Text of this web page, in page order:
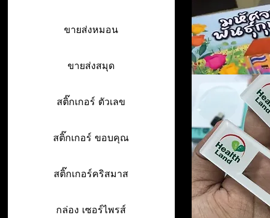
ขายส่งหมอน
ขายส่งสมุด
สติ๊กเกอร์ ตัวเลข
สติ๊กเกอร์ ขอบคุณ
สติ๊กเกอร์คริสมาส
กล่อง เซอร์ไพรส์